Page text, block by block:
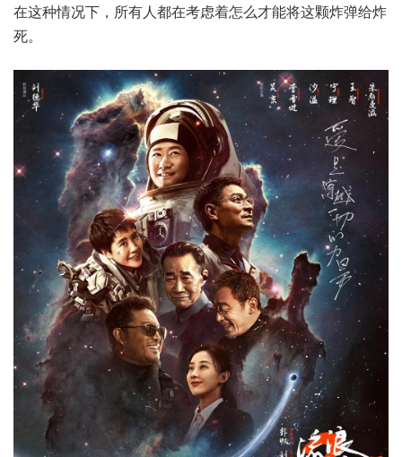
在这种情况下，所有人都在考虑着怎么才能将这颗炸弹给炸
死。